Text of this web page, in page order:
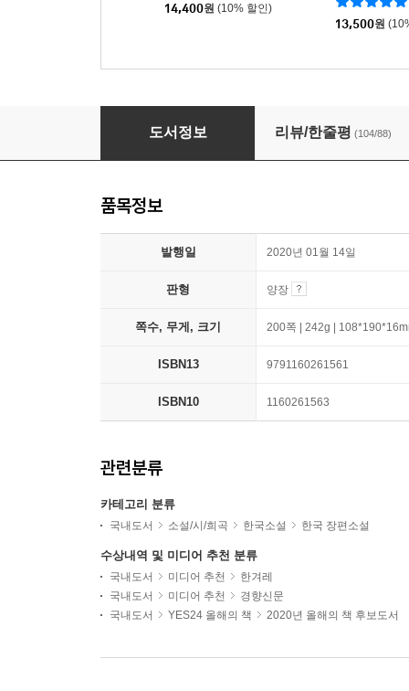
14,400원 (10% 할인)
13,500원
붕대 감기
도서정보 리뷰/한줄평 (104/88)
품목정보
발행일 2020년 01월 14일
판형 양장
쪽수, 무게, 크기 200쪽 | 242g |
ISBN13 9791160261561
ISBN10 1160261563
관련분류
카테고리 분류
국내도서 소설/시/희곡 한국소설 한국 장편소설
수상내역 및 미디어 추천 분류
국내도서 미디어 추천
한겨레
국내도서
미디어 추천
경향신문
국내도서
YES24 올해의 책 2020년 올해의 책 후보도서